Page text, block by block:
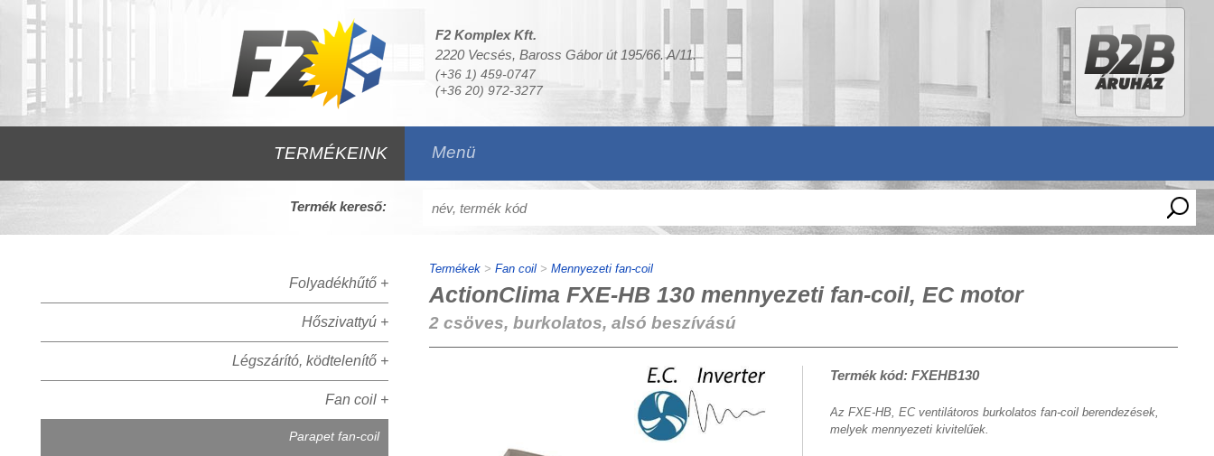
F2 Komplex Kft.
2220 Vecsés, Baross Gábor út 195/66. A/11.
(+36 1) 459-0747
(+36 20) 972-3277
TERMÉKEINK Menü
Termék kereső:
Folyadékhűtő +
Hőszivattyú +
Légszárító, ködtelenítő +
Fan coil +
Parapet fan-coil
Termékek> Fan coil> Mennyezeti fan-coil
ActionClima FXE-HB 130 mennyezeti fan-coil, EC motor
2 csöves, burkolatos, alsó beszívású
Termék kód: FXEHB130
Az FXE-HB, EC ventilátoros burkolatos fan-coil berendezések,
melyek mennyezeti kivitelűek.